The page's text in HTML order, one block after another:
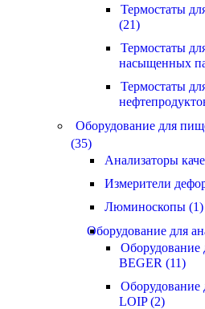
Термостаты
(21)
Термостаты
насыщенных
Термостаты
Оборудование для
(35)
Анализаторы
Измерители
Люминоскопы (1)
Оборудование для
Оборудование
BEGER (11)
Оборудование
LOIP (2)